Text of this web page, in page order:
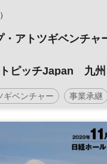
・アトツギベンチャ
ピッチJapan 九州
ギベンチャー 事業承継
スタ★アトピッチ
参加